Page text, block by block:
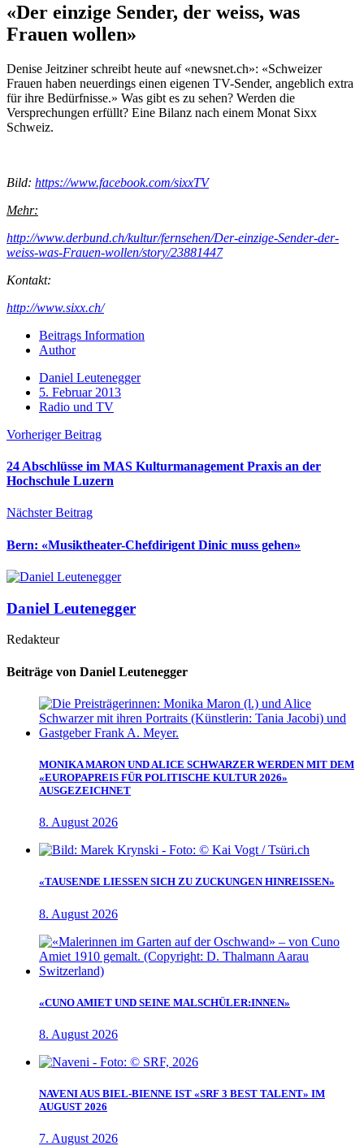
«Der einzige Sender, der weiss, was
Frauen wollen»
Denise Jeitziner schreibt heute auf «newsnet.ch»: «Schweizer
Frauen haben neuerdings einen eigenen TV-Sender, angeblich extra
für ihre Bedürfnisse.» Was gibt es zu sehen? Werden die
Versprechungen erfüllt? Eine Bilanz nach einem Monat Sixx
Schweiz.
Bild: https://www.facebook.com/sixxTV
Mehr:
http://www.derbund.ch/kultur/fernsehen/Der-einzige-Sender-der-
weiss-was-Frauen-wollen/story/23881447
Kontakt:
http://www.sixx.ch/
Beitrags Information
Author
Daniel Leutenegger
5. Februar 2013
Radio und TV
Vorheriger Beitrag
24 Abschlüsse im MAS Kulturmanagement Praxis an der
Hochschule Luzern
Nächster Beitrag
Bern: «Musiktheater-Chefdirigent Dinic muss gehen»
Daniel Leutenegger
Redakteur
Beiträge von Daniel Leutenegger
MONIKA MARON UND ALICE SCHWARZER WERDEN MIT DEM
«EUROPAPREIS FÜR POLITISCHE KULTUR 2026»
AUSGEZEICHNET
8. August 2026
«TAUSENDE LIESSEN SICH ZU ZUCKUNGEN HINREISSEN»
8. August 2026
«CUNO AMIET UND SEINE MALSCHÜLER:INNEN»
8. August 2026
NAVENI AUS BIEL-BIENNE IST «SRF 3 BEST TALENT» IM
AUGUST 2026
7. August 2026